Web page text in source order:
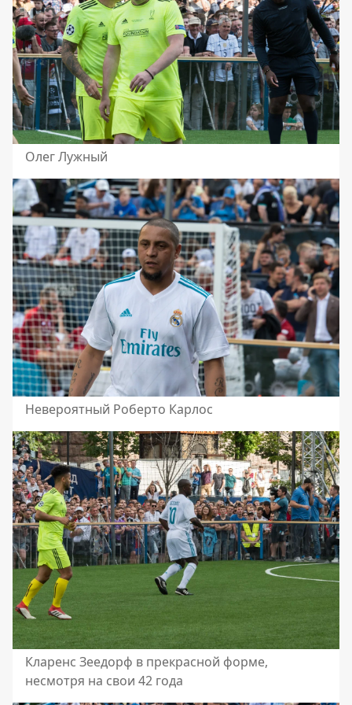
Олег Лужный
Невероятный Роберто Карлос
Кларенс Зеедорф в прекрасной форме,
несмотря на свои 42 года